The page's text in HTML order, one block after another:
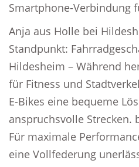
Smartphone-Verbindung
Anja aus Holle bei
Standpunkt:
Hildesheim – Während
für Fitness und
E-Bikes eine bequeme
anspruchsvolle Strecken.
Für maximale
eine Vollfederung